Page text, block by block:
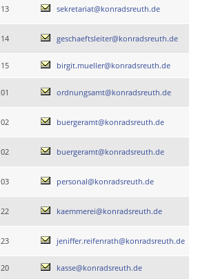
13 sekretariat@konradsreuth.de
14 geschaeftsleiter@konradsreuth.de
15 birgit.mueller@konradsreuth.de
01 ordnungsamt@konradsreuth.de
02 buergeramt@konradsreuth.de
02 buergeramt@konradsreuth.de
03 personal@konradsreuth.de
22 kaemmerei@konradsreuth.de
23 jeniffer.reifenrath@konradsreuth.de
20 kasse@konradsreuth.de